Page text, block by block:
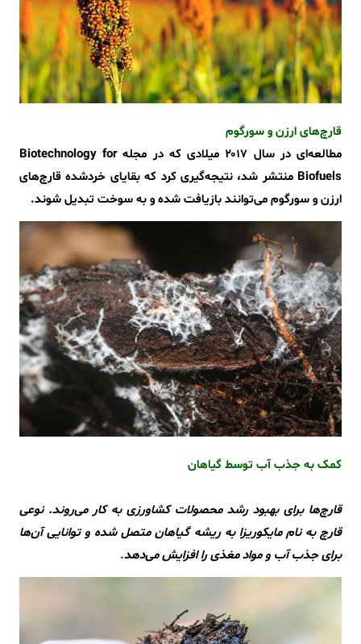
قارچ‌های ارزن و سورگوم
مطالعه‌ای در سال ۲۰۱۷ میلادی که در مجله Biotechnology for
Biofuels منتشر شد، نتیجه‌گیری کرد که بقایای خردشده قارچ‌های
ارزن و سورگوم می‌توانند بازیافت شده و به سوخت تبدیل شوند.
کمک به جذب آب توسط گیاهان
قارچ‌ها برای بهبود رشد محصولات کشاورزی به کار می‌روند. نوعی
قارچ به نام مایکوریزا به ریشه گیاهان متصل شده و توانایی آن‌ها
برای جذب آب و مواد مغذی را افزایش می‌دهد.